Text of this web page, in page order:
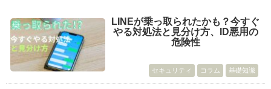
LINEが乗っ取られたかも？今すぐ
やる対処法と見分け方、ID悪用の
危険性
セキュリティ コラム 基礎知識